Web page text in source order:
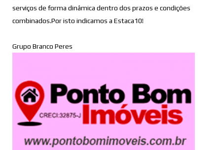
serviços de forma dinâmica dentro dos prazos e condições
combinados.Por isto indicamos a Estaca10!
Grupo Branco Peres